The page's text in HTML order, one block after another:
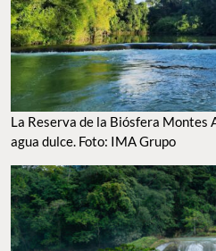
La Reserva de la Biósfera Montes
agua dulce. Foto: IMA Grupo